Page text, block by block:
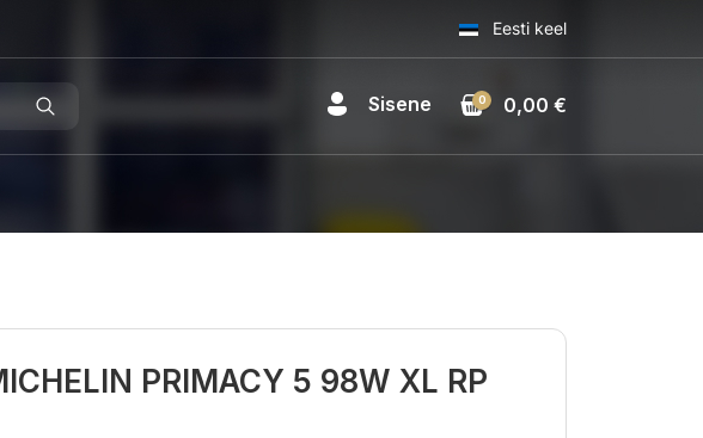
Eesti keel
Sisene 0,00 €
0
PRIMACY 5 98W XL RP